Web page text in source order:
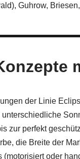
Guhrow, Briesen,
der Linie
zur perfekt
die Breite der
oder